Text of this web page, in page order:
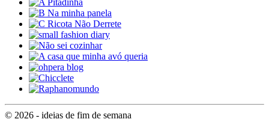
© 2026 - ideias de fim de semana